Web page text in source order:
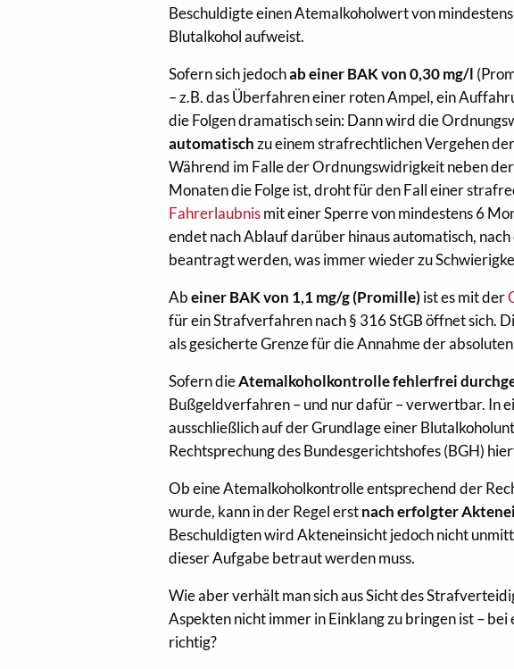
Beschuldigte einen Atemalkoholwert von
Blutalkohol aufweist.
Sofern sich jedochab einer BAK von 0,30 mg/l
– z.B. das Überfahren einer roten Ampel, ein
die Folgen dramatisch sein: Dann wird die
automatischzu einem strafrechtlichen Vergehen
Während im Falle der Ordnungswidrigkeit neben der
Monaten die Folge ist, droht für den Fall einer
Fahrerlaubnismit einer Sperre von mindestens 6
endet nach Ablauf darüber hinaus automatisch,
beantragt werden, was immer wieder zu
Abeiner BAK von 1,1 mg/g (Promille)ist es mit der
für ein Strafverfahren nach § 316 StGB öffnet sich.
als gesicherte Grenze für die Annahme der
Sofern dieAtemalkoholkontrolle fehlerfrei
Bußgeldverfahren – und nur dafür – verwertbar. In
ausschließlich auf der Grundlage einer
Rechtsprechung des Bundesgerichtshofes (BGH)
Ob eine Atemalkoholkontrolle entsprechend der
wurde, kann in der Regel erstnach erfolgter
Beschuldigten wird Akteneinsicht jedoch nicht
dieser Aufgabe betraut werden muss.
Wie aber verhält man sich aus Sicht des
Aspekten nicht immer in Einklang zu bringen ist –
richtig?